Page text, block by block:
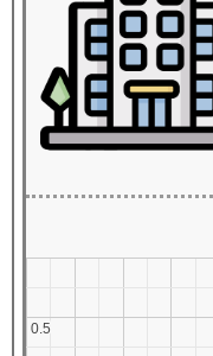
0.5
0.5